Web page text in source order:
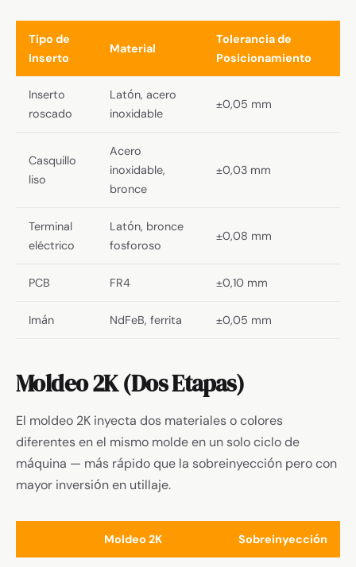
Tipo de
Inserto
Material
Tolerancia de
Posicionamiento
Inserto
roscado
Latón, acero
inoxidable
±0,05 mm
Casquillo
liso
Acero
inoxidable,
bronce
±0,03 mm
Terminal
eléctrico
Latón, bronce
fosforoso
±0,08 mm
PCB FR4 ±0,10 mm
Imán NdFeB, ferrita ±0,05 mm
Moldeo 2K (Dos Etapas)
El moldeo 2K inyecta dos materiales o colores
diferentes en el mismo molde en un solo ciclo de
máquina — más rápido que la sobreinyección pero con
mayor inversión en utillaje.
Moldeo 2K Sobreinyección